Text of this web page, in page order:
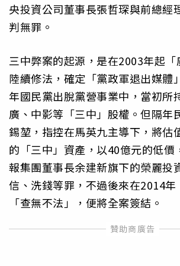
央投資公司董事長張哲琛與前總經
判無罪。
三中弊案的起源，是在2003年起
陸續修法，確定「黨政軍退出媒體
年國民黨出脫黨營事業中，當初所
廣、中影等「三中」股權。但隔年
錫堃，指控在馬英九主導下，將估
的「三中」資產，以40億元的低價
報集團董事長余建新旗下的榮麗投
信、洗錢等罪，不過後來在2014年
「查無不法」，便將全案簽結。